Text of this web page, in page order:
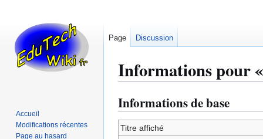
Informations pour
Aller
à
la
Aller
à
la
Informations de base
Titre affiché
Page Discussion
Accueil
Modifications récentes
Page au hasard